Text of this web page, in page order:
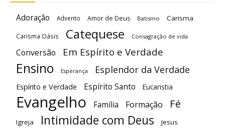
Adoração Advento Amor de Deus Batismo Carisma
Carisma Oásis Catequese Consagração de vida
Conversão Em Espírito e Verdade
Ensino Esperança Esplendor da Verdade
Espírito e Verdade Espírito Santo Eucaristia
Evangelho Família Formação Fé
Igreja Intimidade com Deus Jesus